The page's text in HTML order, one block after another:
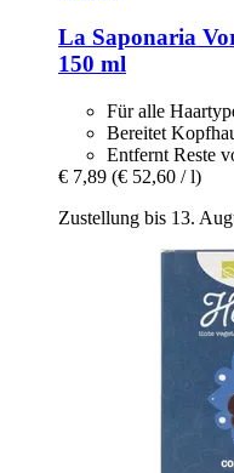
La Saponaria
150 ml
Für alle
Bereitet
Entfernt Reste
€ 7,89 (€ 52,60 / l)
Zustellung bis 13.